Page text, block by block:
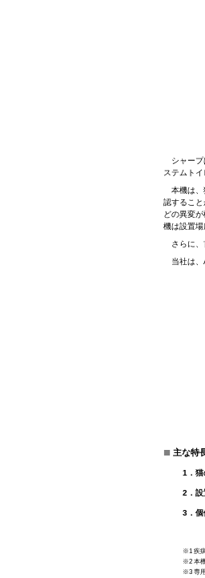
シャープ
ステムト
本機は、
認するこ
どの異変
機は設置場
さらに、
当社は、
■ 主な特
1．猫
2．設
3．個
※1 疾
※2 本
※3 専